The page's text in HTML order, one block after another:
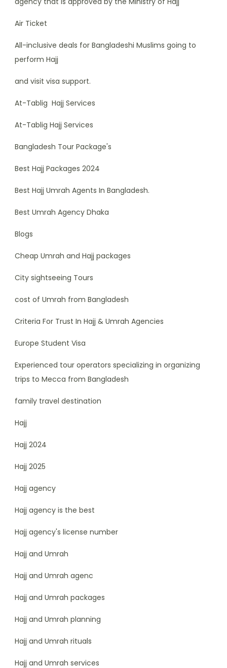
Air Ticket
All-inclusive deals for Bangladeshi Muslims going to
perform Hajj
and visit visa support.
At-Tablig Hajj Services
At-Tablig Hajj Services
Bangladesh Tour Package's
Best Hajj Packages 2024
Best Hajj Umrah Agents In Bangladesh.
Best Umrah Agency Dhaka
Blogs
Cheap Umrah and Hajj packages
City sightseeing Tours
cost of Umrah from Bangladesh
Criteria For Trust In Hajj & Umrah Agencies
Europe Student Visa
Experienced tour operators specializing in organizing
trips to Mecca from Bangladesh
family travel destination
Hajj
Hajj 2024
Hajj 2025
Hajj agency
Hajj agency is the best
Hajj agency's license number
Hajj and Umrah
Hajj and Umrah agenc
Hajj and Umrah packages
Hajj and Umrah planning
Hajj and Umrah rituals
Hajj and Umrah services